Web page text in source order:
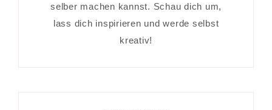
selber machen kannst. Schau dich um,
lass dich inspirieren und werde selbst
kreativ!